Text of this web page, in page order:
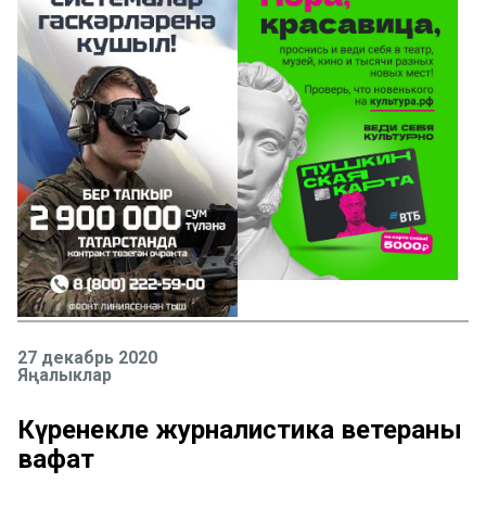
27 декабрь 2020
Яңалыклар
Күренекле журналистика ветераны
вафат